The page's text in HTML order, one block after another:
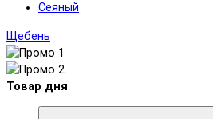
Сеяный
Щебень
Товар дня